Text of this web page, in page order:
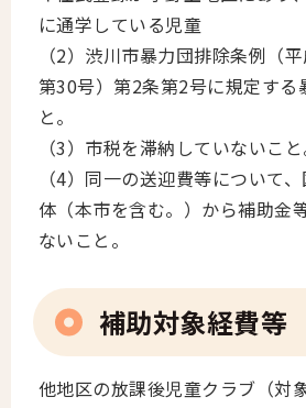
に通学している児童
（2）渋川市暴力団排除条例（
第30号）第2条第2号に規定する
と。
（3）市税を滞納していないこと
（4）同一の送迎費等について
体（本市を含む。）から補助金
ないこと。
補助対象経費等
他地区の放課後児童クラブ（対